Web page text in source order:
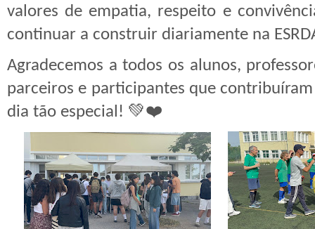
valores de empatia, respeito e
continuar a construir diariamente na
Agradecemos a todos os alunos,
parceiros e participantes que
dia tão especial! 💚❤️